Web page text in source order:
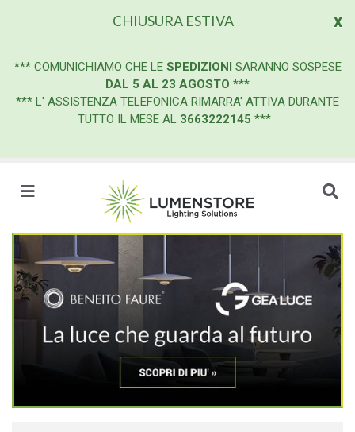
x
CHIUSURA ESTIVA
*** COMUNICHIAMO CHE LE SPEDIZIONI SARANNO SOSPESE
DAL 5 AL 23 AGOSTO ***
*** L' ASSISTENZA TELEFONICA RIMARRA' ATTIVA DURANTE
TUTTO IL MESE AL 3663222145 ***